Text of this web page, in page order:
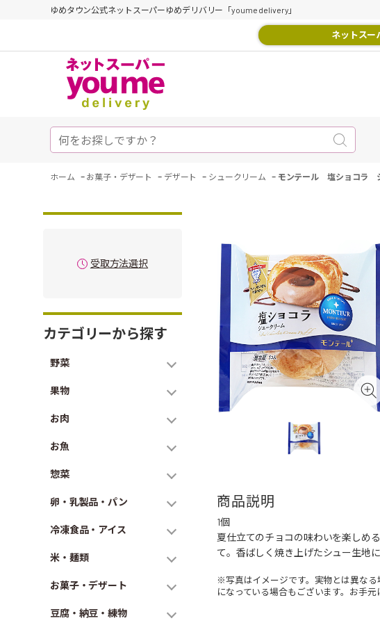
ゆめタウン公式ネットスーパーゆめデリバリー「youme delivery」
ネットスー
ホーム - お菓子・デザート - デザート - シュークリーム - モンテール 塩ショコラ
受取方法選択
カテゴリーから探す
野菜
果物
お肉
お魚
惣菜
卵・乳製品・パン
冷凍食品・アイス
米・麺類
お菓子・デザート
豆腐・納豆・練物
商品説明
1個
夏仕立てのチョコの味わいを楽しめ
て。香ばしく焼き上げたシュー生地に
※写真はイメージです。実物とは異な
になっている場合もございます。お手